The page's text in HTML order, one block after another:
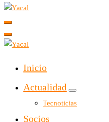
Yacal micro hosting
Inicio
Actualidad
Tecnoticias
Socios